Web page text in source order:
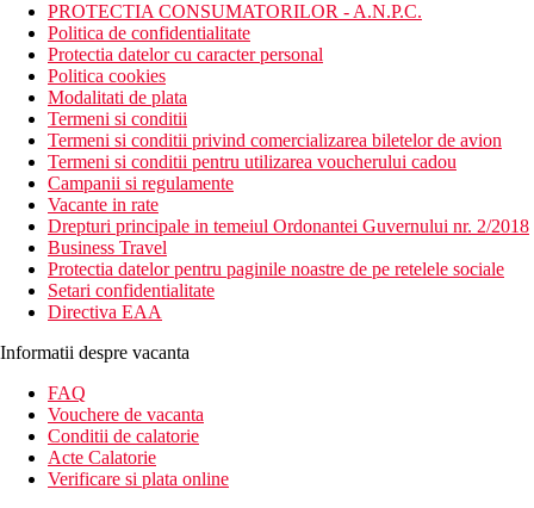
PROTECTIA CONSUMATORILOR - A.N.P.C.
Politica de confidentialitate
Protectia datelor cu caracter personal
Politica cookies
Modalitati de plata
Termeni si conditii
Termeni si conditii privind comercializarea biletelor de avion
Termeni si conditii pentru utilizarea voucherului cadou
Campanii si regulamente
Vacante in rate
Drepturi principale in temeiul Ordonantei Guvernului nr. 2/2018
Business Travel
Protectia datelor pentru paginile noastre de pe retelele sociale
Setari confidentialitate
Directiva EAA
Informatii despre vacanta
FAQ
Vouchere de vacanta
Conditii de calatorie
Acte Calatorie
Verificare si plata online